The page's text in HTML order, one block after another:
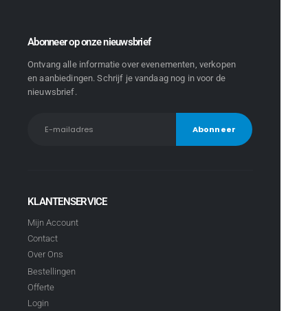
Abonneer op onze nieuwsbrief
Ontvang alle informatie over evenementen, verkopen
en aanbiedingen. Schrijf je vandaag nog in voor de
nieuwsbrief.
KLANTENSERVICE
Mijn Account
Contact
Over Ons
Bestellingen
Offerte
Login